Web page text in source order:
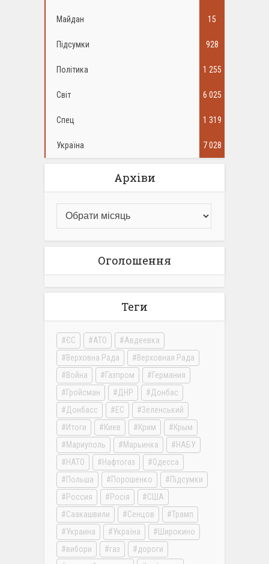
Майдан 15
Підсумки 928
Політика 1 255
Світ 6 025
Спец 1 319
Україна 7 028
Архіви
Оголошення
Теги
ЄС АТО
Авдеевка
Верховна Рада
Верховная Рада
Война
Газпром
Германия
Гройсман
ДНР
Донбас
Донбасс
ЕС
Зеленський
Итоги
Киев Крим
Крым
Мариуполь
Марьинка
НАБУ
НАТО
Нафтогаз
Одесса
Польша
Порошенко
Підсумки
Россия
Росія
США
Саакашвили
Сенцов
Трамп
Украина
Україна
Широкино
вибори
газ
дороги